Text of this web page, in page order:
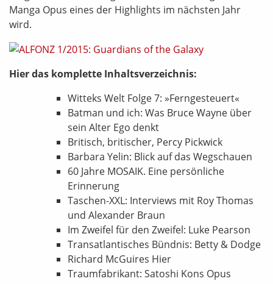
Manga Opus eines der Highlights im nächsten Jahr
wird.
Hier das komplette Inhaltsverzeichnis:
Witteks Welt Folge 7: »Ferngesteuert«
Batman und ich: Was Bruce Wayne über
sein Alter Ego denkt
Britisch, britischer, Percy Pickwick
Barbara Yelin: Blick auf das Wegschauen
60 Jahre MOSAIK. Eine persönliche
Erinnerung
Taschen-XXL: Interviews mit Roy Thomas
und Alexander Braun
Im Zweifel für den Zweifel: Luke Pearson
Transatlantisches Bündnis: Betty & Dodge
Richard McGuires Hier
Traumfabrikant: Satoshi Kons Opus